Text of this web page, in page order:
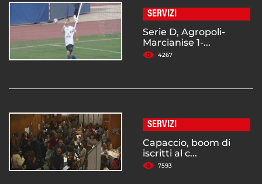
SERVIZI
Serie D, Agropoli-
Marcianise 1-...
4267
SERVIZI
Capaccio, boom di
iscritti al c...
7593